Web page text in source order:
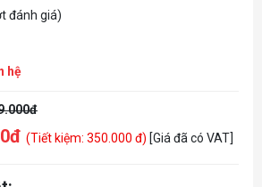
đánh giá)
hệ
(Tiết kiệm: 350.000 đ) [Giá đã có VAT]